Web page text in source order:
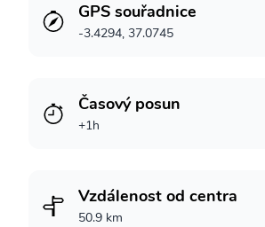
GPS souřadnice
-3.4294, 37.0745
Časový posun
+1h
Vzdálenost od centra
50.9 km